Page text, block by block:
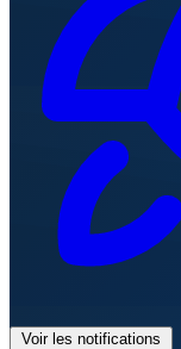
Voir les notifications